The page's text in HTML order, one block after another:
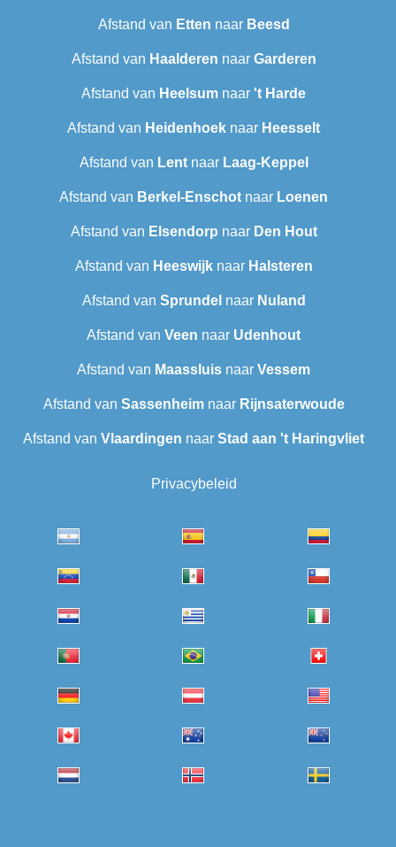
Afstand van Etten naar Beesd
Afstand van Haalderen naar Garderen
Afstand van Heelsum naar 't Harde
Afstand van Heidenhoek naar Heesselt
Afstand van Lentnaar Laag-Keppel
Afstand van Berkel-Enschot naar Loenen
Afstand van Elsendorp naar Den Hout
Afstand van Heeswijknaar Halsteren
Afstand van Sprundel naar Nuland
Afstand van Veen naar Udenhout
Afstand van Maassluis naar Vessem
Afstand van Sassenheimnaar Rijnsaterwoude
Afstand van Vlaardingen naar Stad aan 't Haringvliet
Privacybeleid